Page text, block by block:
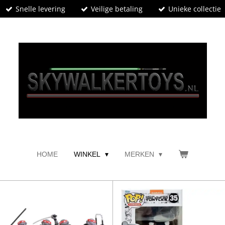
Snelle levering Veilige betaling Unieke collectie
HOME WINKEL MERKEN